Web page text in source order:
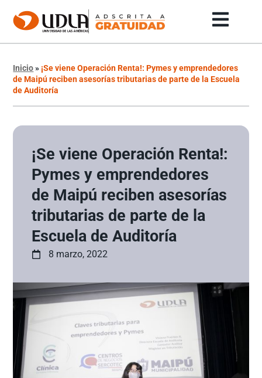
Inicio» ¡Se viene Operación Renta!: Pymes y emprendedores
de Maipú reciben asesorías tributarias de parte de la Escuela
de Auditoría
¡Se viene Operación Renta!:
Pymes y emprendedores
de Maipú reciben asesorías
tributarias de parte de la
Escuela de Auditoría
8 marzo, 2022